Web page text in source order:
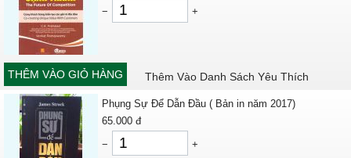
−
+
THÊM VÀO GIỎ HÀNG Thêm Vào Danh Sách Yêu Thích
Phụng Sự Để Dẫn Đầu ( Bản in năm 2017)
65.000 đ
−
+